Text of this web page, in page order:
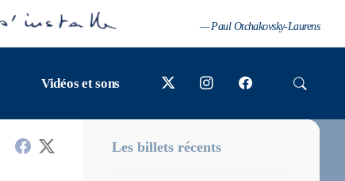
— Paul Otchakovsky-Laurens
Vidéos et sons
Les billets récents